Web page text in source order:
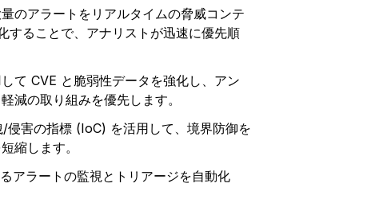
のアラートをリアルタイムの脅威コンテ
ることで、アナリストが迅速に優先順
て CVE と脆弱性データを強化し、アン
減の取り組みを優先します。
害の指標 (IoC) を活用して、境界防御を
縮します。
アラートの監視とトリアージを自動化